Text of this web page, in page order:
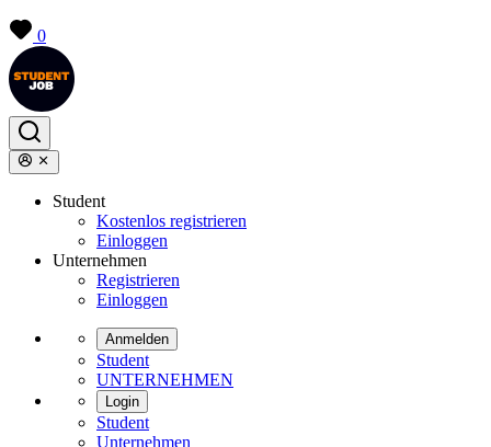
0
Student
Kostenlos registrieren
Einloggen
Unternehmen
Registrieren
Einloggen
Anmelden
Student
UNTERNEHMEN
Login
Student
Unternehmen